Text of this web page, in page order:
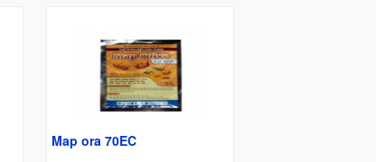
Map ora 70EC